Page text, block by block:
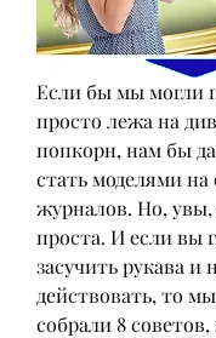
Если бы мы могли
просто лежа на
попкорн, нам бы
стать моделями на
журналов. Но,
проста. И если вы
засучить рукава и
действовать, то
собрали 8